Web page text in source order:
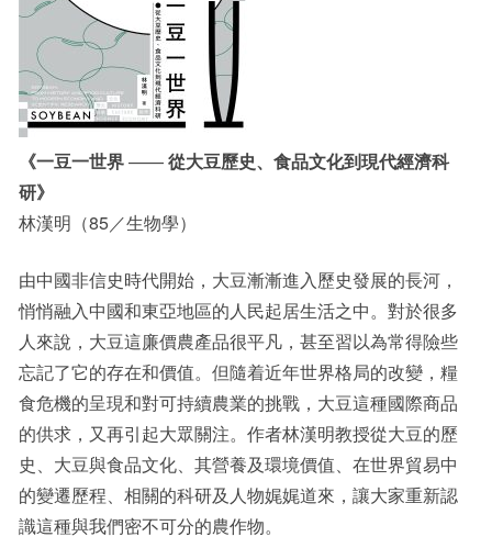
《一豆一世界——從大豆歷史、食品文化到現代經濟科
研》
林漢明（85／生物學）
由中國非信史時代開始，大豆漸漸進入歷史發展的長河，
悄悄融入中國和東亞地區的人民起居生活之中。對於很多
人來說，大豆這廉價農產品很平凡，甚至習以為常得險些
忘記了它的存在和價值。但隨着近年世界格局的改變，糧
食危機的呈現和對可持續農業的挑戰，大豆這種國際商品
的供求，又再引起大眾關注。作者林漢明教授從大豆的歷
史、大豆與食品文化、其營養及環境價值、在世界貿易中
的變遷歷程、相關的科研及人物娓娓道來，讓大家重新認
識這種與我們密不可分的農作物。